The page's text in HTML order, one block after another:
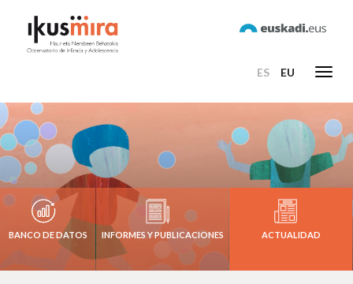
ES EU
BANCO DE DATOS INFORMES Y PUBLICACIONES ACTUALIDAD